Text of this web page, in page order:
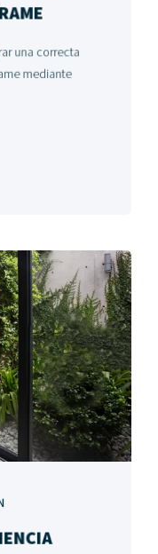
una correcta
mediante